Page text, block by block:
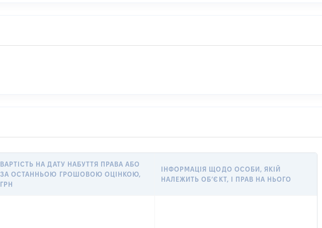
ВАРТІСТЬ НА ДАТУ НАБУТТЯ ПРАВА АБО
ЗА ОСТАННЬОЮ ГРОШОВОЮ ОЦІНКОЮ,
ГРН
ІНФОРМАЦІЯ ЩОДО ОСОБИ, ЯКІЙ
НАЛЕЖИТЬ ОБ’ЄКТ, І ПРАВ НА НЬОГО